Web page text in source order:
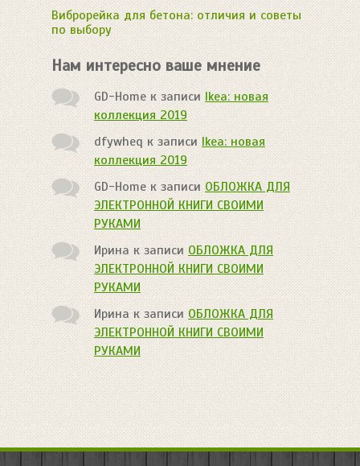
Виброрейка для бетона: отличия и советы
по выбору
Нам интересно ваше мнение
GD-Homeк записиIkea: новая
коллекция 2019
dfywheq к записиIkea: новая
коллекция 2019
GD-Homeк записиОБЛОЖКА ДЛЯ
ЭЛЕКТРОННОЙ КНИГИ СВОИМИ
РУКАМИ
Иринак записиОБЛОЖКА ДЛЯ
ЭЛЕКТРОННОЙ КНИГИ СВОИМИ
РУКАМИ
Ирина к записи ОБЛОЖКА ДЛЯ
ЭЛЕКТРОННОЙ КНИГИ СВОИМИ
РУКАМИ